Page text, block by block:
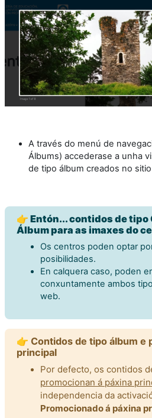
A través do menú de
Álbums) accederase a unha
de tipo álbum creados no
👉 Entón... contidos de tipo
Álbum para as imaxes do
Os centros poden optar
posibilidades.
En calquera caso, poden
conxuntamente ambos
web.
👉 Contidos de tipo álbum e
principal
Por defecto, os contidos
promocionan á páxina
independencia da
Promocionado á páxina